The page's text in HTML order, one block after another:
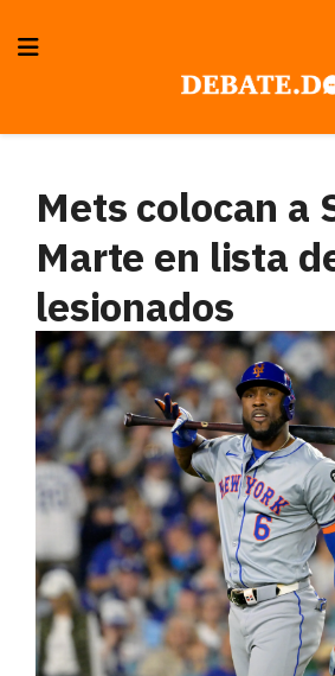
Mets colocan a
Marte en lista
lesionados